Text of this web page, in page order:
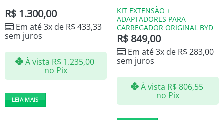
R$1.300,00
Em até 3x de R$433,33
sem juros
À vista R$1.235,00
no Pix
LEIA MAIS
KIT EXTENSÃO +
ADAPTADORES PARA
CARREGADOR ORIGINAL BYD
R$849,00
Em até 3x de R$283,00
sem juros
À vista R$806,55
no Pix